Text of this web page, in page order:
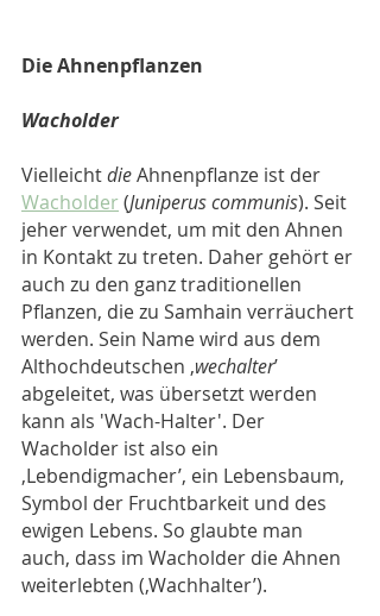
Die Ahnenpflanzen
Wacholder
Vielleicht die Ahnenpflanze ist der
Wacholder (Juniperus communis). Seit
jeher verwendet, um mit den Ahnen
in Kontakt zu treten. Daher gehört er
auch zu den ganz traditionellen
Pflanzen, die zu Samhain verräuchert
werden. Sein Name wird aus dem
Althochdeutschen ‚wechalter’
abgeleitet, was übersetzt werden
kann als 'Wach-Halter'. Der
Wacholder ist also ein
‚Lebendigmacher’, ein Lebensbaum,
Symbol der Fruchtbarkeit und des
ewigen Lebens. So glaubte man
auch, dass im Wacholder die Ahnen
weiterlebten (‚Wachhalter’).